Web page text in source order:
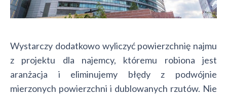
Wystarczy dodatkowo wyliczyć powierzchnię najmu
z projektu dla najemcy, któremu robiona jest
aranżacja i eliminujemy błędy z podwójnie
mierzonych powierzchni i dublowanych rzutów. Nie